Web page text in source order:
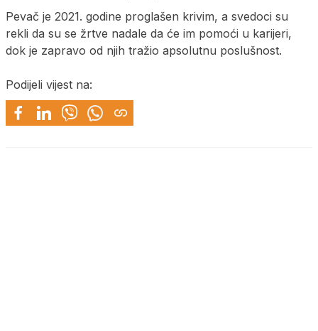
Pevač je 2021. godine proglašen krivim, a svedoci su
rekli da su se žrtve nadale da će im pomoći u karijeri,
dok je zapravo od njih tražio apsolutnu poslušnost.
Podijeli vijest na: